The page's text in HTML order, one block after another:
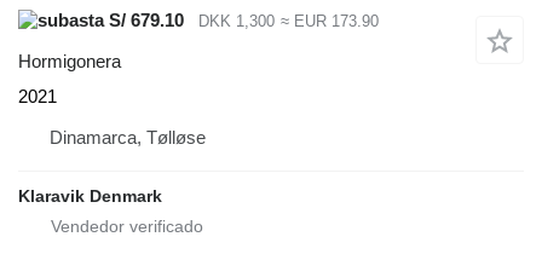
S/ 679.10
DKK 1,300 ≈ EUR 173.90
Hormigonera
2021
Dinamarca, Tølløse
Klaravik Denmark